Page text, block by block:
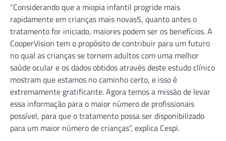
“Considerando que a miopia infantil progride mais
rapidamente em crianças mais novas5, quanto antes o
tratamento for iniciado, maiores podem ser os benefícios. A
CooperVision tem o propósito de contribuir para um futuro
no qual as crianças se tornem adultos com uma melhor
saúde ocular e os dados obtidos através deste estudo clínico
mostram que estamos no caminho certo, e isso é
extremamente gratificante. Agora temos a missão de levar
essa informação para o maior número de profissionais
possível, para que o tratamento possa ser disponibilizado
para um maior número de crianças”, explica Cespi.